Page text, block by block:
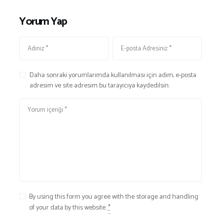
Yorum Yap
Daha sonraki yorumlarımda kullanılması için adım, e-posta
adresim ve site adresim bu tarayıcıya kaydedilsin.
By using this form you agree with the storage and handling
of your data by this website.*